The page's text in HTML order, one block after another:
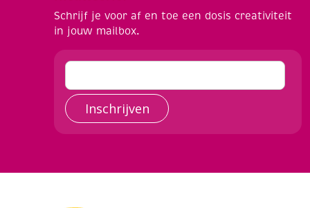
Schrijf je voor af en toe een dosis creativiteit
in jouw mailbox.
Inschrijven